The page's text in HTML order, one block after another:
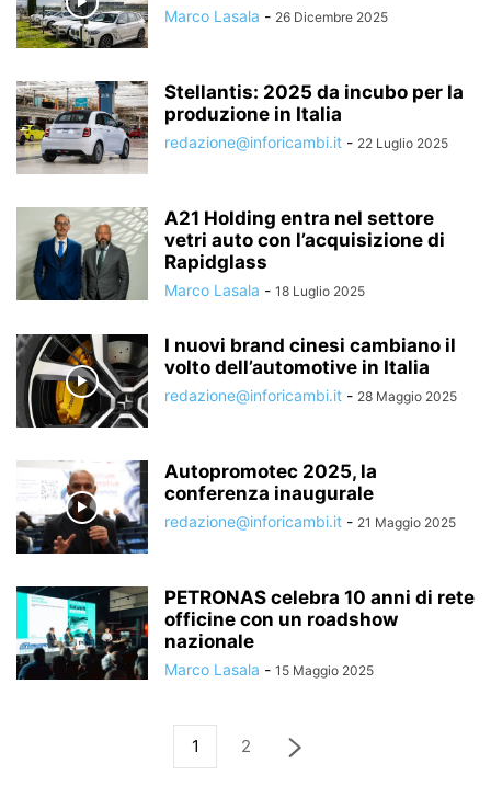
Marco Lasala - 26 Dicembre 2025
Stellantis: 2025 da incubo per la
produzione in Italia
redazione@inforicambi.it - 22 Luglio 2025
A21 Holding entra nel settore
vetri auto con l’acquisizione di
Rapidglass
Marco Lasala - 18 Luglio 2025
I nuovi brand cinesi cambiano il
volto dell’automotive in Italia
redazione@inforicambi.it - 28 Maggio 2025
Autopromotec 2025, la
conferenza inaugurale
redazione@inforicambi.it - 21 Maggio 2025
PETRONAS celebra 10 anni di rete
officine con un roadshow
nazionale
Marco Lasala - 15 Maggio 2025
1 2